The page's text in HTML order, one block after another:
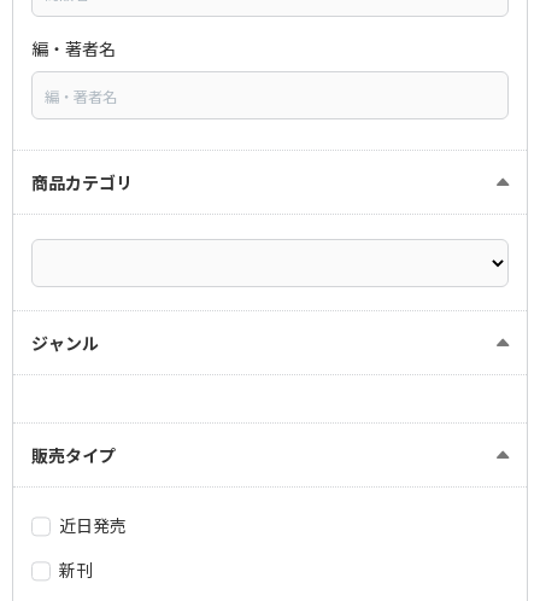
編・著者名
商品カテゴリ
ジャンル
販売タイプ
近日発売
新刊